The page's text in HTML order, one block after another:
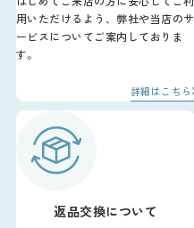
用いただけるよう、弊社や当店のサ
ービスについてご案内しておりま
す。
詳細はこちら
返品交換について